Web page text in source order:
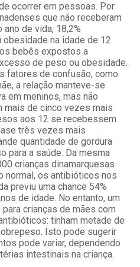
ocorrer em pessoas. Por
que não receberam
de vida, 18,2%
na idade de 12
bebês expostos a
de peso ou obesidade.
fatores de confusão, como
a relação manteve-se
em meninos, mas não
mais de cinco vezes mais
aos 12 se recebessem
três vezes mais
quantidade de gordura
para a saúde. Da mesma
crianças dinamarquesas
normal, os antibióticos nos
previu uma chance 54%
de idade. No entanto, um
crianças de mães com
tinham metade de
Isto pode sugerir
pode variar, dependendo
intestinais na criança.